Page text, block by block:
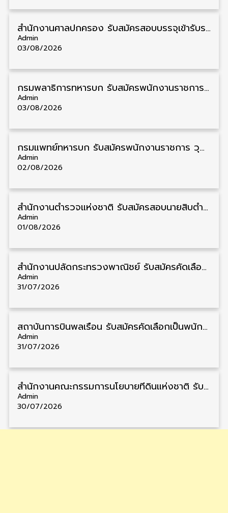
สํานักงานศาลปกครอง รับสมัครสอบบรรจุเข้ารับราชการ วุฒิ ป.ตรี 72 อัตรา รับสมัคร 31 สิงหาคม – 18 กันยายน
Admin
03/08/2026
กรมพลาธิการทหารบก รับสมัครพนักงานราชการ วุฒิ ม.3/ม.6/ปวช. 66 อัตรา รับสมัคร 10 – 17 สิงหาคม
Admin
03/08/2026
กรมแพทย์ทหารบก รับสมัครพนักงานราชการ วุฒิ ม.3/ม.6/ปวช./ปวท./ปวส. 6 อัตรา รับสมัคร 3 – 7 สิงหาคม
Admin
02/08/2026
สำนักงานตำรวจแห่งชาติ รับสมัครสอบนายสิบตำรวจ วุฒิ ม.6/ปวช. 6,000 อัตรา รับสมัคร 8 – 19 สิงหาคม
Admin
01/08/2026
สำนักงานปลัดกระทรวงพาณิชย์ รับสมัครคัดเลือกพนักงานราชการ วุฒิ ปวส./ป.ตรี 11 อัตรา รับสมัคร 10 – 21 สิงหาคม
Admin
31/07/2026
สถาบันการบินพลเรือน รับสมัครคัดเลือกเป็นพนักงาน วุฒิ ป.ตรี/ป.โท/ป.เอก 11 อัตรา รับสมัคร 27 กรกฎาคม – 10 สิงหาคม
Admin
31/07/2026
สำนักงานคณะกรรมการนโยบายที่ดินแห่งชาติ รับสมัครคัดเลือกพนักงานราชการ วุฒิ ป.ตรี 6 อัตรา รับสมัคร 13 กรกฎาคม – 6 สิงหาคม
Admin
30/07/2026